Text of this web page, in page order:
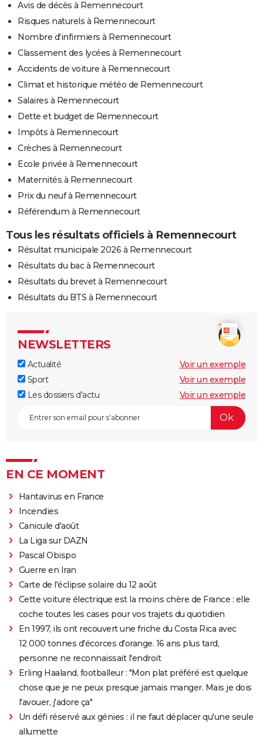
Avis de décès à Remennecourt
Risques naturels à Remennecourt
Nombre d'infirmiers à Remennecourt
Classement des lycées à Remennecourt
Accidents de voiture à Remennecourt
Climat et historique météo de Remennecourt
Salaires à Remennecourt
Dette et budget de Remennecourt
Impôts à Remennecourt
Crèches à Remennecourt
Ecole privée à Remennecourt
Maternités à Remennecourt
Prix du neuf à Remennecourt
Référendum à Remennecourt
Tous les résultats officiels à Remennecourt
Résultat municipale 2026 à Remennecourt
Résultats du bac à Remennecourt
Résultats du brevet à Remennecourt
Résultats du BTS à Remennecourt
NEWSLETTERS
Actualité
Voir un exemple
Sport
Voir un exemple
Les dossiers d'actu
Voir un exemple
EN CE MOMENT
Hantavirus en France
Incendies
Canicule d'août
La Liga sur DAZN
Pascal Obispo
Guerre en Iran
Carte de l'éclipse solaire du 12 août
Cette voiture électrique est la moins chère de France : elle
coche toutes les cases pour vos trajets du quotidien
En 1997, ils ont recouvert une friche du Costa Rica avec
12 000 tonnes d'écorces d'orange. 16 ans plus tard,
personne ne reconnaissait l'endroit
Erling Haaland, footballeur : "Mon plat préféré est quelque
chose que je ne peux presque jamais manger. Mais je dois
l'avouer, j'adore ça"
Un défi réservé aux génies : il ne faut déplacer qu'une seule
allumette